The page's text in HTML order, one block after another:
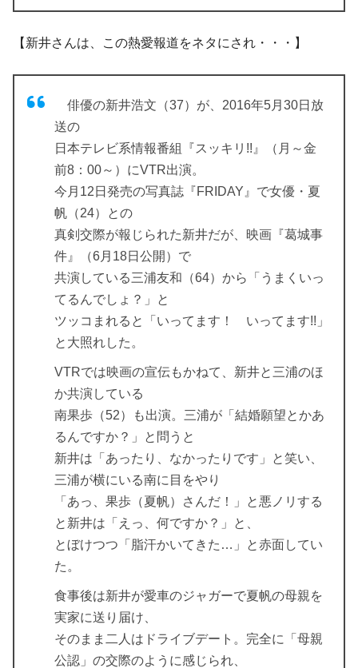
【新井さんは、この熱愛報道をネタにされ・・・】
俳優の新井浩文（37）が、2016年5月30日放
送の
日本テレビ系情報番組『スッキリ!!』（月～金
前8：00～）にVTR出演。
今月12日発売の写真誌『FRIDAY』で女優・夏
帆（24）との
真剣交際が報じられた新井だが、映画『葛城事
件』（6月18日公開）で
共演している三浦友和（64）から「うまくいっ
てるんでしょ？」と
ツッコまれると「いってます！ いってます!!」
と大照れした。
VTRでは映画の宣伝もかねて、新井と三浦のほ
か共演している
南果歩（52）も出演。三浦が「結婚願望とかあ
るんですか？」と問うと
新井は「あったり、なかったりです」と笑い、
三浦が横にいる南に目をやり
「あっ、果歩（夏帆）さんだ！」と悪ノリする
と新井は「えっ、何ですか？」と、
とぼけつつ「脂汗かいてきた…」と赤面してい
た。
食事後は新井が愛車のジャガーで夏帆の母親を
実家に送り届け、
そのまま二人はドライブデート。完全に「母親
公認」の交際のように感じられ、